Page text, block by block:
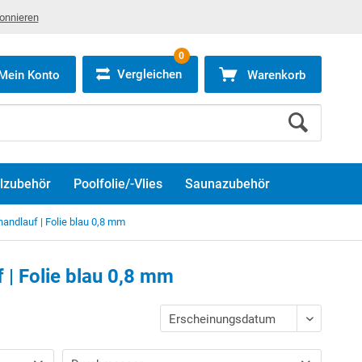
Konto Vergleichen
0
Warenkorb
Poolfolie/-Vlies Saunazubehör
| Folie blau 0,8 mm
Folie blau 0,8 mm